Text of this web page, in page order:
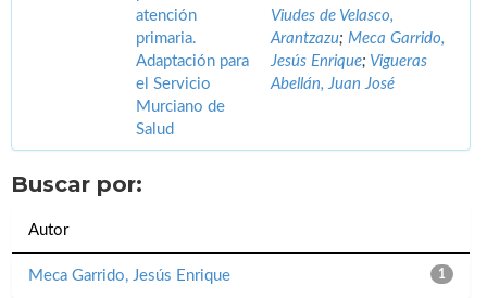
atención
primaria.
Adaptación para
el Servicio
Murciano de
Salud
Viudes de Velasco,
Arantzazu; Meca Garrido,
Jesús Enrique; Vigueras
Abellán, Juan José
Buscar por:
Autor
1
Meca Garrido, Jesús Enrique